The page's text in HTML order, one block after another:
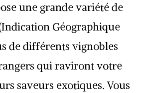
une grande variété de
Géographique
de différents vignobles
qui raviront votre
saveurs exotiques. Vous